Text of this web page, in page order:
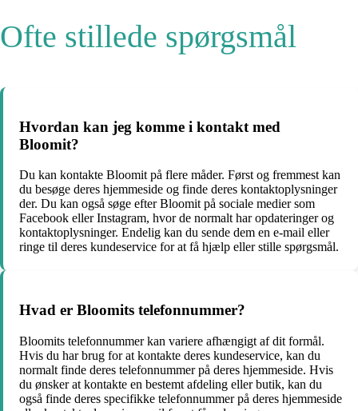
Ofte stillede spørgsmål
Hvordan kan jeg komme i kontakt med
Bloomit?
Du kan kontakte Bloomit på flere måder. Først og fremmest kan
du besøge deres hjemmeside og finde deres kontaktoplysninger
der. Du kan også søge efter Bloomit på sociale medier som
Facebook eller Instagram, hvor de normalt har opdateringer og
kontaktoplysninger. Endelig kan du sende dem en e-mail eller
ringe til deres kundeservice for at få hjælp eller stille spørgsmål.
Hvad er Bloomits telefonnummer?
Bloomits telefonnummer kan variere afhængigt af dit formål.
Hvis du har brug for at kontakte deres kundeservice, kan du
normalt finde deres telefonnummer på deres hjemmeside. Hvis
du ønsker at kontakte en bestemt afdeling eller butik, kan du
også finde deres specifikke telefonnummer på deres hjemmeside